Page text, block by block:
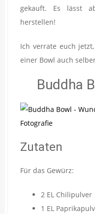
gekauft. Es lässt
herstellen!
Ich verrate euch
einer Bowl auch
Buddha
Zutaten
Für das Gewürz:
2 EL Chilipulver
1 EL